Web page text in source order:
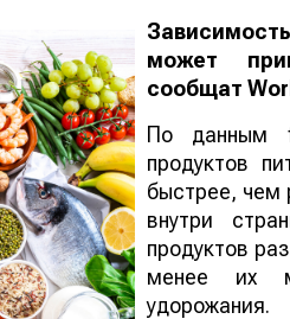
может
сообщат
По данным
продуктов
быстрее, чем
внутри
продуктов
менее их
удорожания.